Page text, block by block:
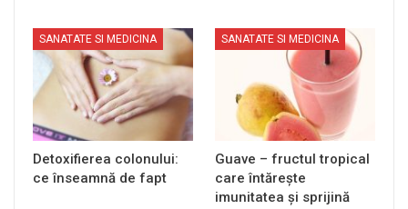
SANATATE SI MEDICINA
Detoxifierea colonului:
ce înseamnă de fapt
SANATATE SI MEDICINA
Guave – fructul tropical
care întărește
imunitatea și sprijină